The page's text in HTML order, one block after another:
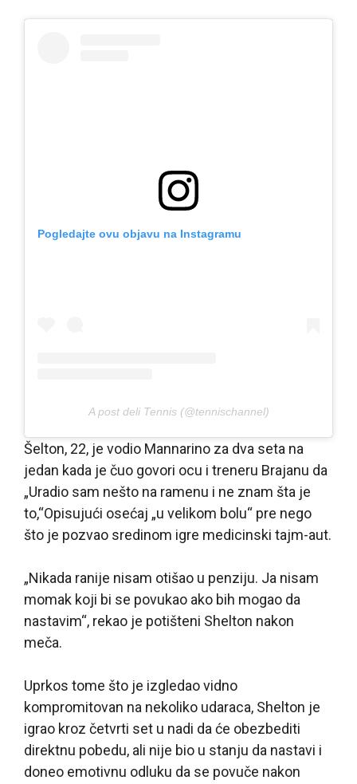
Pogledajte ovu objavu na Instagramu
A post deli Tennis (@tennischannel)
Šelton, 22, je vodio Mannarino za dva seta na
jedan kada je čuo govori ocu i treneru Brajanu da
„Uradio sam nešto na ramenu i ne znam šta je
to,“Opisujući osećaj „u velikom bolu“ pre nego
što je pozvao sredinom igre medicinski tajm-aut.
„Nikada ranije nisam otišao u penziju. Ja nisam
momak koji bi se povukao ako bih mogao da
nastavim“, rekao je potišteni Shelton nakon
meča.
Uprkos tome što je izgledao vidno
kompromitovan na nekoliko udaraca, Shelton je
igrao kroz četvrti set u nadi da će obezbediti
direktnu pobedu, ali nije bio u stanju da nastavi i
doneo emotivnu odluku da se povuče nakon